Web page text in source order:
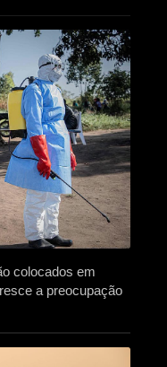
colocados em
a preocupação